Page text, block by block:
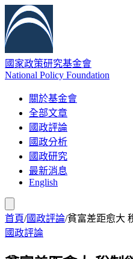
國家政策研究基金會
National Policy Foundation
關於基金會
全部文章
國政評論
國政分析
國政研究
最新消息
English
首頁/國政評論/貧富差距愈大
國政評論